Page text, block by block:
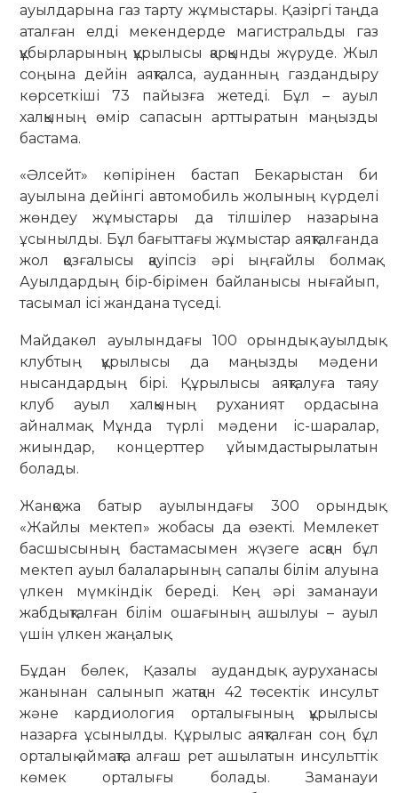
ауылдарына газ тарту жұмыстары. Қазіргі таңда
аталған елді мекендерде магистральды газ
құбырларының құрылысы қарқынды жүруде. Жыл
соңына дейін аяқталса, ауданның газдандыру
көрсеткіші 73 пайызға жетеді. Бұл – ауыл
халқының өмір сапасын арттыратын маңызды
бастама.
«Әлсейт» көпірінен бастап Бекарыстан би
ауылына дейінгі автомобиль жолының күрделі
жөндеу жұмыстары да тілшілер назарына
ұсынылды. Бұл бағыттағы жұмыстар аяқталғанда
жол қозғалысы қауіпсіз әрі ыңғайлы болмақ.
Ауылдардың бір-бірімен байланысы нығайып,
тасымал ісі жандана түседі.
Майдакөл ауылындағы 100 орындық ауылдық
клубтың құрылысы да маңызды мәдени
нысандардың бірі. Құрылысы аяқталуға таяу
клуб ауыл халқының руханият ордасына
айналмақ. Мұнда түрлі мәдени іс-шаралар,
жиындар, концерттер ұйымдастырылатын
болады.
Жанқожа батыр ауылындағы 300 орындық
«Жайлы мектеп» жобасы да өзекті. Мемлекет
басшысының бастамасымен жүзеге асқан бұл
мектеп ауыл балаларының сапалы білім алуына
үлкен мүмкіндік береді. Кең әрі заманауи
жабдықталған білім ошағының ашылуы – ауыл
үшін үлкен жаңалық.
Бұдан бөлек, Қазалы аудандық ауруханасы
жанынан салынып жатқан 42 төсектік инсульт
және кардиология орталығының құрылысы
назарға ұсынылды. Құрылыс аяқталған соң бұл
орталық аймақта алғаш рет ашылатын инсульттік
көмек орталығы болады. Заманауи